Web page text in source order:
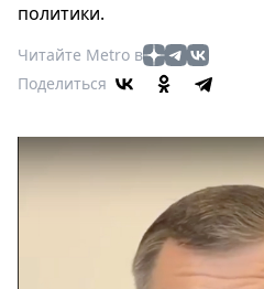
Книги
Выставки
Пресс-
релизы
О
Стримы
Спецпроекты
Звезды
политики.
Читайте Metro в
Поделиться